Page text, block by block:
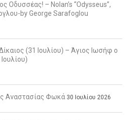
Οδυσσέας! – Nolan’s “Odysseus”,
by George Sarafoglou
(31 Ιουλίου) – Άγιος Ιωσήφ ο
Αναστασίας Φωκά 30 Ιουλίου 2026